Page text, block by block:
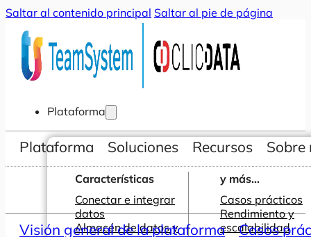
Saltar al contenido principal Saltar al pie de página
Plataforma
Características
Conectar e integrar
datos
Almacén de datos y
y más...
Casos prácticos
Rendimiento y
escalabilidad
Plataforma Soluciones Recursos Sobre
Visión general de la plataforma
Casos